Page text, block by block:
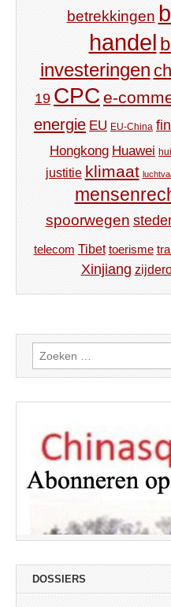
betrekkingen
handel
investeringen
19 CPC e-
energie EU EU-China
Hongkong Huawei
justitie klimaat
spoorwegen
telecom Tibet toerisme
Xinjiang
Zoeken
naar:
DOSSIERS